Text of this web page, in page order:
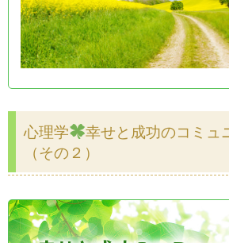
心理学
幸せと成功のコミュ
（その２）